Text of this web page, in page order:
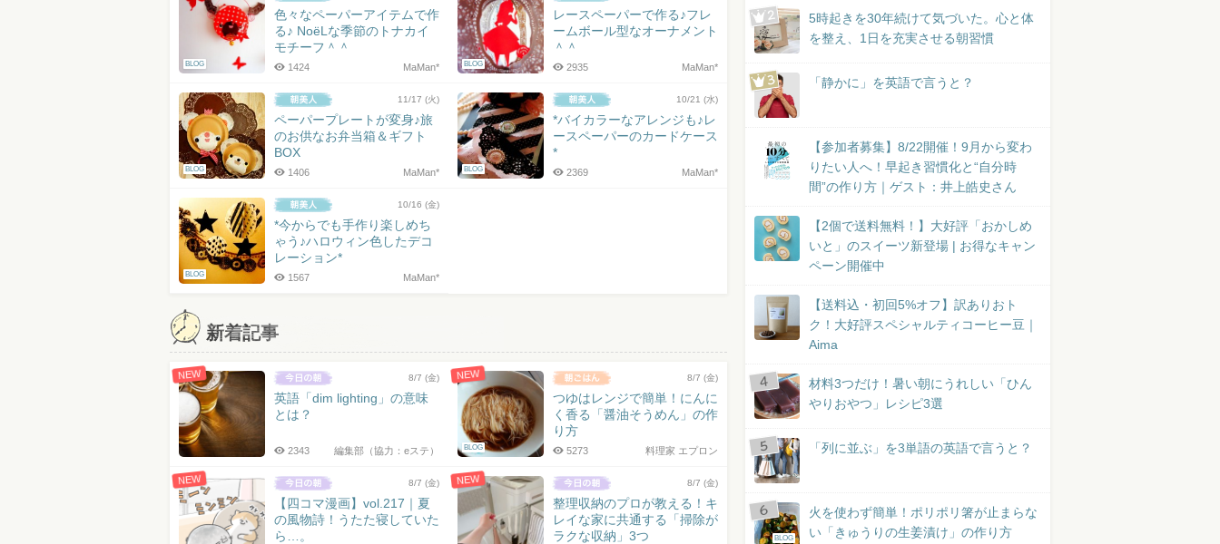
BLOG
色々なペーパーアイテムで作
る♪ NoëLな季節のトナカイ
モチーフ＾＾
MaMan*
1424 BLOG
レースペーパーで作る♪フレ
ームボール型なオーナメント
＾＾
MaMan*
2935
BLOG
11/17 (火)
ペーパープレートが変身♪旅
のお供なお弁当箱＆ギフト
BOX
MaMan*
1406 BLOG
10/21 (水)
*バイカラーなアレンジも♪レ
ースペーパーのカードケース
*
MaMan*
2369
BLOG
10/16 (金)
*今からでも手作り楽しめち
ゃう♪ハロウィン色したデコ
レーション*
MaMan*
1567
新着記事
NEW 8/7 (金)
英語「dim lighting」の意味
とは？
編集部（協力：eステ）
2343
NEW
BLOG
8/7 (金)
つゆはレンジで簡単！にんに
く香る「醤油そうめん」の作
り方
料理家 エプロン
5273
NEW 8/7 (金)
【四コマ漫画】vol.217｜夏
の風物詩！うたた寝していた
ら…。
NEW 8/7 (金)
整理収納のプロが教える！キ
レイな家に共通する「掃除が
ラクな収納」3つ
5時起きを30年続けて気づいた。心と体
を整え、1日を充実させる朝習慣
「静かに」を英語で言うと？
【参加者募集】8/22開催！9月から変わ
りたい人へ！早起き習慣化と“自分時
間”の作り方｜ゲスト：井上皓史さん
【2個で送料無料！】大好評「おかしめ
いと」のスイーツ新登場 | お得なキャン
ペーン開催中
【送料込・初回5%オフ】訳ありおト
ク！大好評スペシャルティコーヒー豆｜
Aima
材料3つだけ！暑い朝にうれしい「ひん
やりおやつ」レシピ3選
「列に並ぶ」を3単語の英語で言うと？
BLOG
火を使わず簡単！ポリポリ箸が止まらな
い「きゅうりの生姜漬け」の作り方